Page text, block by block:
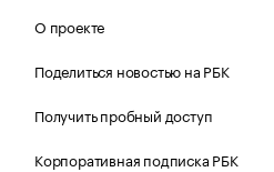
О проекте
Поделиться новостью на РБК
Получить пробный доступ
Корпоративная подписка РБК